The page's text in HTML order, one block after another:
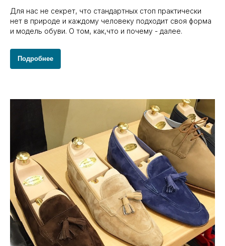
Для нас не секрет, что стандартных стоп практически
нет в природе и каждому человеку подходит своя форма
и модель обуви. О том, как,что и почему - далее.
Подробнее